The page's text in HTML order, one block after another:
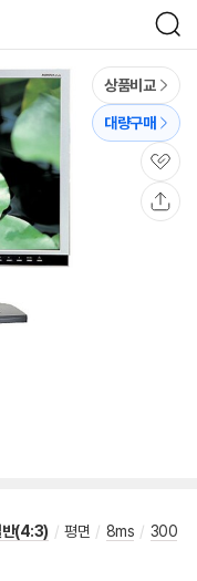
검
색
상품비교
대량구매
관
심
반(4:3) / 평면 / 8ms / 300